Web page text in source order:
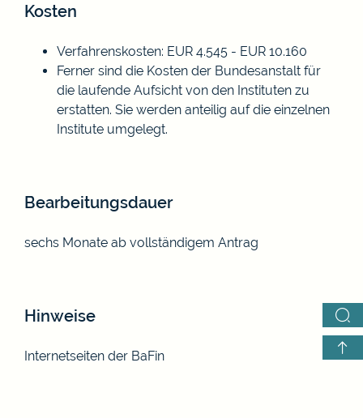
Kosten
Verfahrenskosten: EUR 4.545 - EUR 10.160
Ferner sind die Kosten der Bundesanstalt für
die laufende Aufsicht von den Instituten zu
erstatten. Sie werden anteilig auf die einzelnen
Institute umgelegt.
Bearbeitungsdauer
sechs Monate ab vollständigem Antrag
Hinweise
Internetseiten der BaFin